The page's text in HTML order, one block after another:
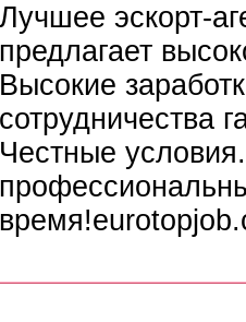
Лучшее эскорт-
предлагает
Высокие
сотрудничества
Честные